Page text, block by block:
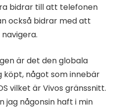
bidrar till att telefonen
också bidrar med att
är det den globala
köpt, något som innebär
vilket är Vivos gränssnitt.
jag någonsin haft i min